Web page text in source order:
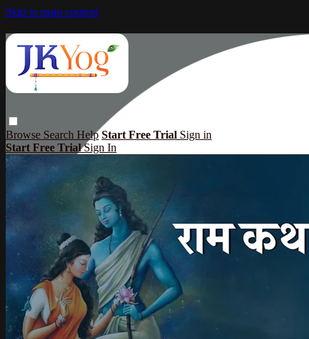
Skip to main content
Browse Search Help Start Free Trial Sign in
Start Free TrialSign In